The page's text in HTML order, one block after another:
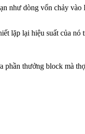
như dòng vốn chảy
lặp lại hiệu suất của nó
phần thưởng block mà